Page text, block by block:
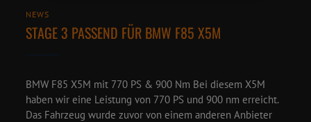
NEWS
STAGE 3 PASSEND FÜR BMW F85 X5M
BMW F85 X5M mit 770 PS & 900 Nm Bei diesem X5M
haben wir eine Leistung von 770 PS und 900 nm erreicht.⁠
Das Fahrzeug wurde zuvor von einem anderen Anbieter